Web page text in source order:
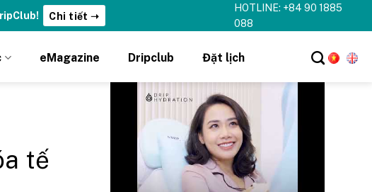
Chi tiết ➝
HOTLINE: +84 90 1885
088
eMagazine Dripclub Đặt lịch
tế